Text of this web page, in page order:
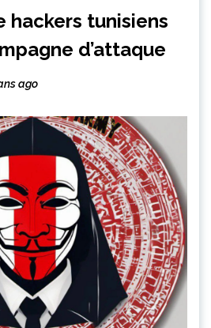
hackers tunisiens
d’attaque
ago